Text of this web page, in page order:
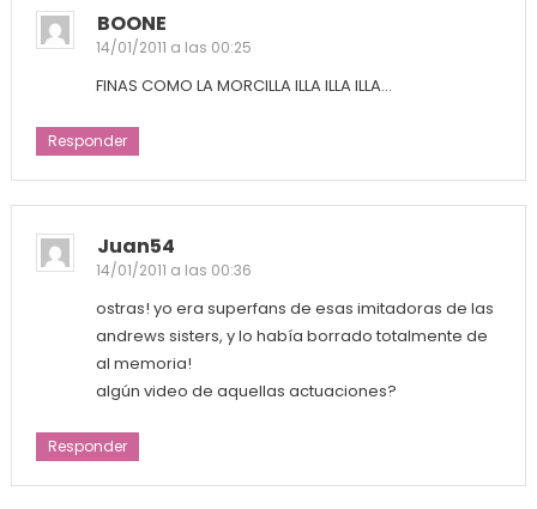
BOONE
14/01/2011 a las 00:25
FINAS COMO LA MORCILLA ILLA ILLA ILLA…
Responder
Juan54
14/01/2011 a las 00:36
ostras! yo era superfans de esas imitadoras de las
andrews sisters, y lo había borrado totalmente de
al memoria!
algún video de aquellas actuaciones?
Responder